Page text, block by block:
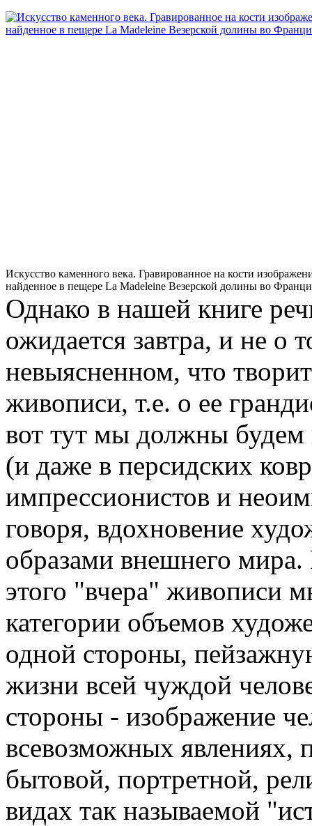
Искусство каменного века. Гравированное на кости
найденное в пещере La Madeleine Везерской долины во
Однако в нашей книге
ожидается завтра, и не о
невыясненном, что
живописи, т.е. о ее
вот тут мы должны будем
(и даже в персидских
импрессионистов и
говоря, вдохновение
образами внешнего
этого "вчера" живописи
категории объемов
одной стороны,
жизни всей чуждой
стороны - изображение
всевозможных явлениях,
бытовой, портретной,
видах так называемой